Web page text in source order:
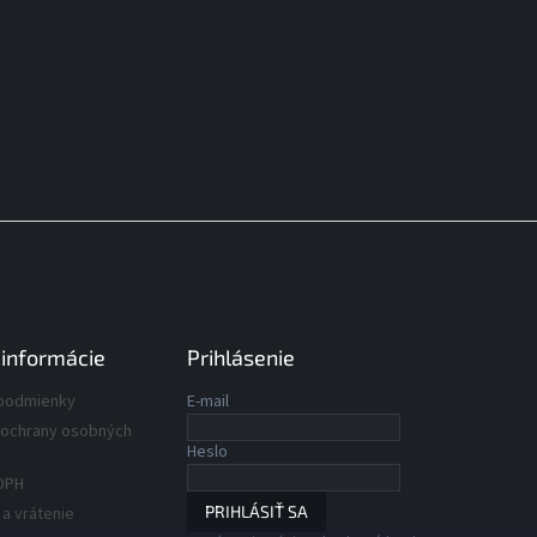
osobných
vrátenie
Prihlásenie
E-mail
Heslo
PRIHLÁSIŤ SA